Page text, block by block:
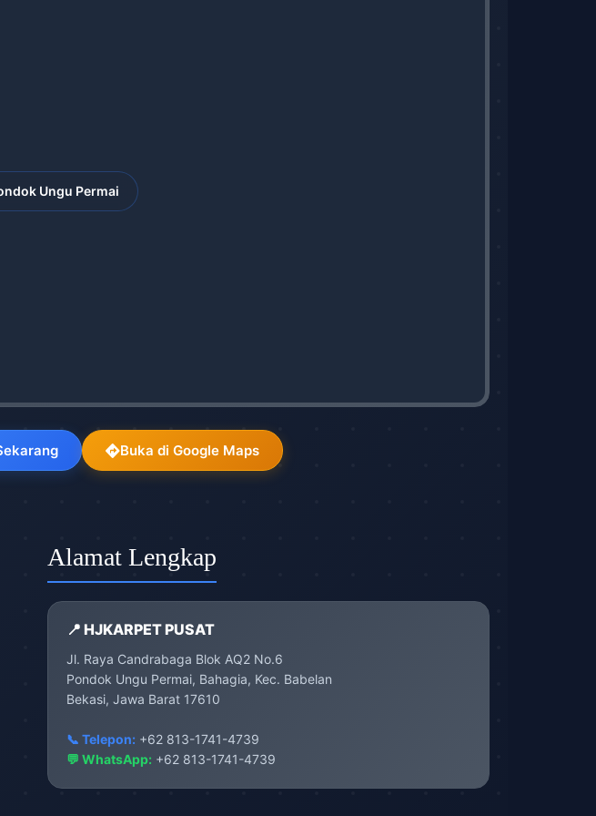
Ungu Permai
Buka di Google Maps
Alamat Lengkap
📍 HJKARPET PUSAT
Jl. Raya Candrabaga Blok AQ2 No.6
Pondok Ungu Permai, Bahagia, Kec. Babelan
Bekasi, Jawa Barat 17610
📞 Telepon:+62 813-1741-4739
💬 WhatsApp: +62 813-1741-4739